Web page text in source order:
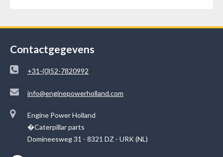
Contactgegevens
+31-(0)52-7820992
info@enginepowerholland.com
Engine Power Holland
�Caterpillar parts
Domineesweg 31 - 8321 DZ - URK (NL)